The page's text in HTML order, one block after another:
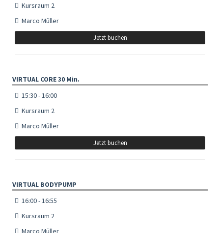
Kursraum 2
Marco Müller
Jetzt buchen
VIRTUAL CORE 30 Min.
15:30 - 16:00
Kursraum 2
Marco Müller
Jetzt buchen
VIRTUAL BODYPUMP
16:00 - 16:55
Kursraum 2
Marco Müller